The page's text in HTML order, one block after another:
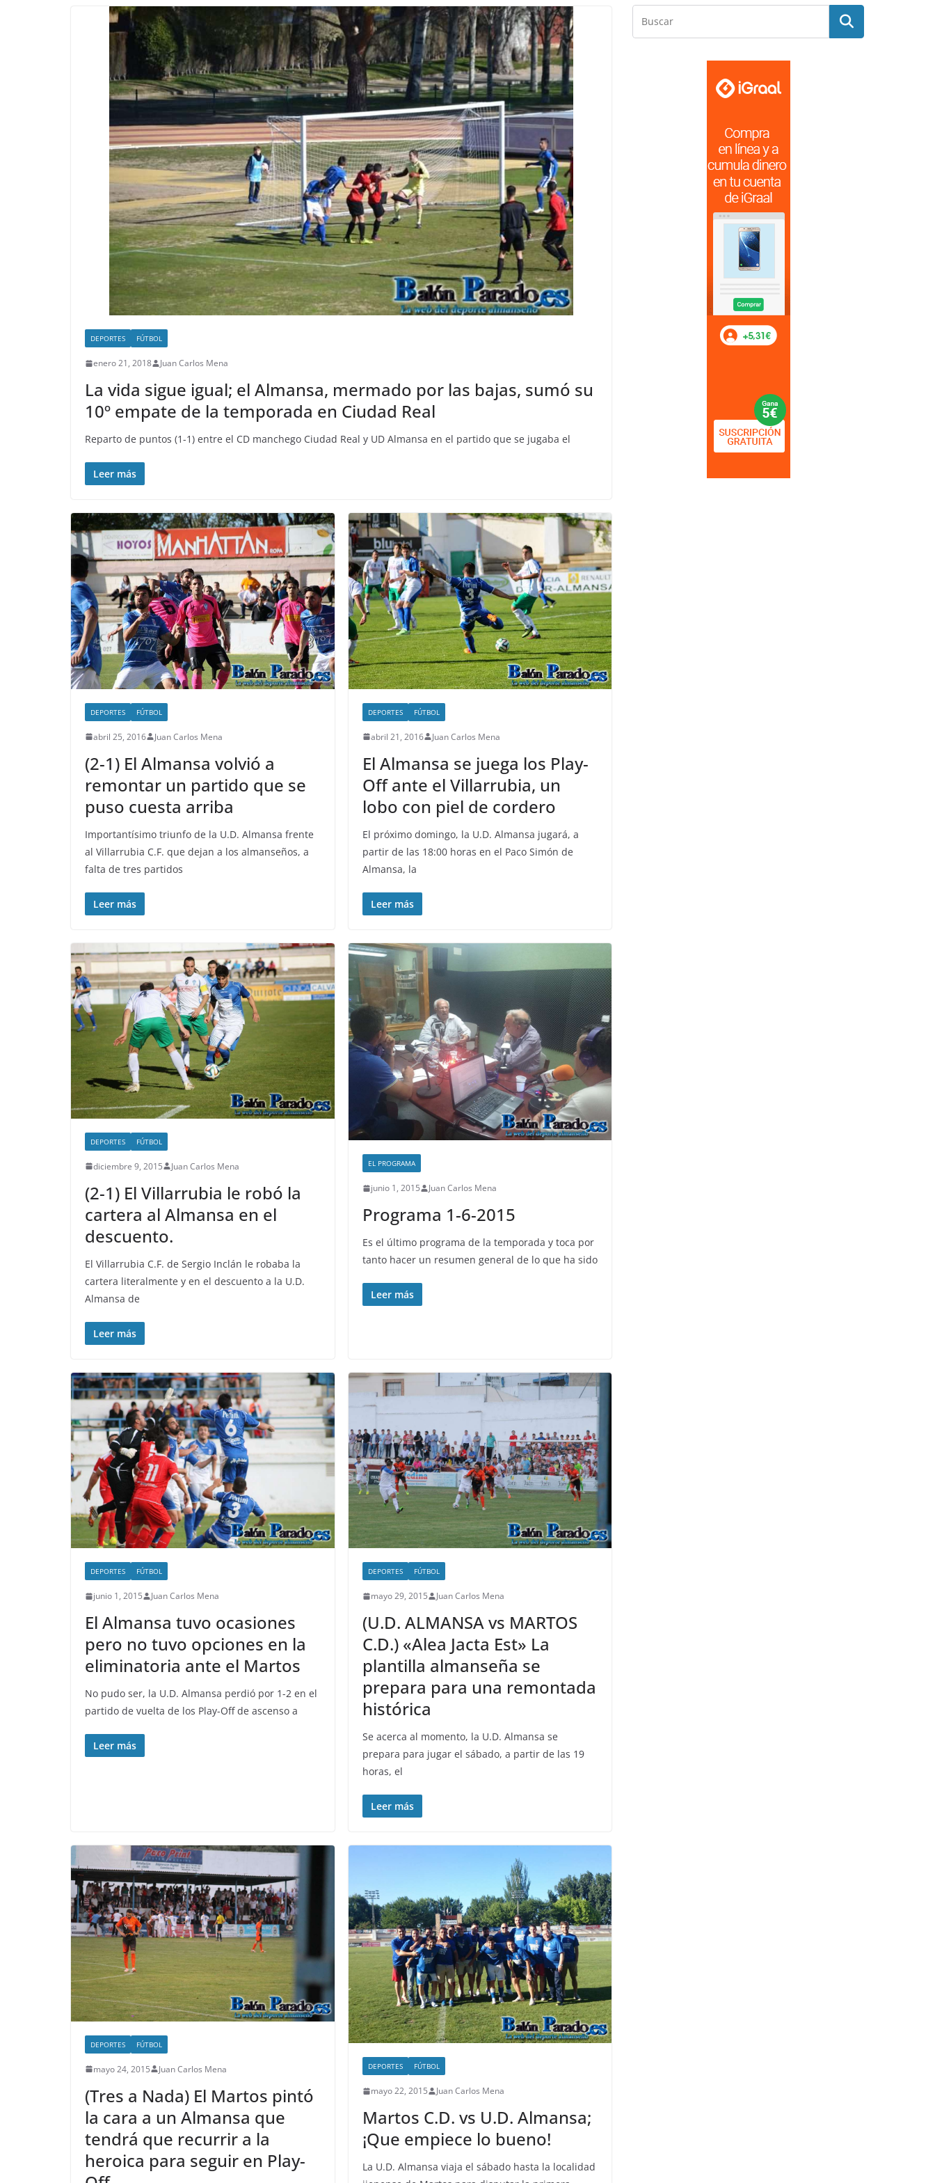
DEPORTES FÚTBOL
enero 21, 2018 Juan Carlos Mena
La vida sigue igual; el Almansa, mermado por las bajas, sumó su
10º empate de la temporada en Ciudad Real
Reparto de puntos (1-1) entre el CD manchego Ciudad Real y UD Almansa en el partido que se jugaba el
Leer más
DEPORTES FÚTBOL
abril 25, 2016 Juan Carlos Mena
(2-1) El Almansa volvió a
remontar un partido que se
puso cuesta arriba
Importantísimo triunfo de la U.D. Almansa frente
al Villarrubia C.F. que dejan a los almanseños, a
falta de tres partidos
Leer más
DEPORTES FÚTBOL
abril 21, 2016 Juan Carlos Mena
El Almansa se juega los Play-
Off ante el Villarrubia, un
lobo con piel de cordero
El próximo domingo, la U.D. Almansa jugará, a
partir de las 18:00 horas en el Paco Simón de
Almansa, la
Leer más
DEPORTES FÚTBOL
diciembre 9, 2015 Juan Carlos Mena
(2-1) El Villarrubia le robó la
cartera al Almansa en el
descuento.
El Villarrubia C.F. de Sergio Inclán le robaba la
cartera literalmente y en el descuento a la U.D.
Almansa de
Leer más
EL PROGRAMA
junio 1, 2015 Juan Carlos Mena
Programa 1-6-2015
Es el último programa de la temporada y toca por
tanto hacer un resumen general de lo que ha sido
Leer más
DEPORTES FÚTBOL
junio 1, 2015 Juan Carlos Mena
El Almansa tuvo ocasiones
pero no tuvo opciones en la
eliminatoria ante el Martos
No pudo ser, la U.D. Almansa perdió por 1-2 en el
partido de vuelta de los Play-Off de ascenso a
Leer más
DEPORTES FÚTBOL
mayo 29, 2015 Juan Carlos Mena
(U.D. ALMANSA vs MARTOS
C.D.) «Alea Jacta Est» La
plantilla almanseña se
prepara para una remontada
histórica
Se acerca al momento, la U.D. Almansa se
prepara para jugar el sábado, a partir de las 19
horas, el
Leer más
DEPORTES FÚTBOL
mayo 24, 2015 Juan Carlos Mena
(Tres a Nada) El Martos pintó
la cara a un Almansa que
tendrá que recurrir a la
heroica para seguir en Play-
DEPORTES FÚTBOL
mayo 22, 2015 Juan Carlos Mena
Martos C.D. vs U.D. Almansa;
¡Que empiece lo bueno!
La U.D. Almansa viaja el sábado hasta la localidad